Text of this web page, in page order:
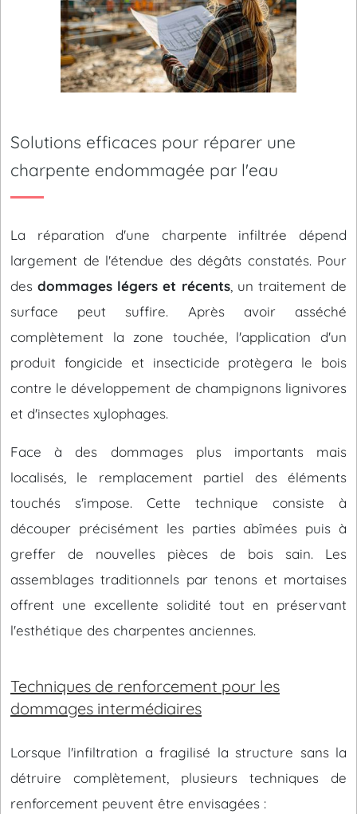
Solutions efficaces pour réparer une
charpente endommagée par l'eau
La réparation d'une charpente infiltrée dépend
largement de l'étendue des dégâts constatés. Pour
desdommages légers et récents, un traitement de
surface peut suffire. Après avoir asséché
complètement la zone touchée, l'application d'un
produit fongicide et insecticide protègera le bois
contre le développement de champignons lignivores
et d'insectes xylophages.
Face à des dommages plus importants mais
localisés, le remplacement partiel des éléments
touchés s'impose. Cette technique consiste à
découper précisément les parties abîmées puis à
greffer de nouvelles pièces de bois sain. Les
assemblages traditionnels par tenons et mortaises
offrent une excellente solidité tout en préservant
l'esthétique des charpentes anciennes.
Techniques de renforcement pour les
dommages intermédiaires
Lorsque l'infiltration a fragilisé la structure sans la
détruire complètement, plusieurs techniques de
renforcement peuvent être envisagées :